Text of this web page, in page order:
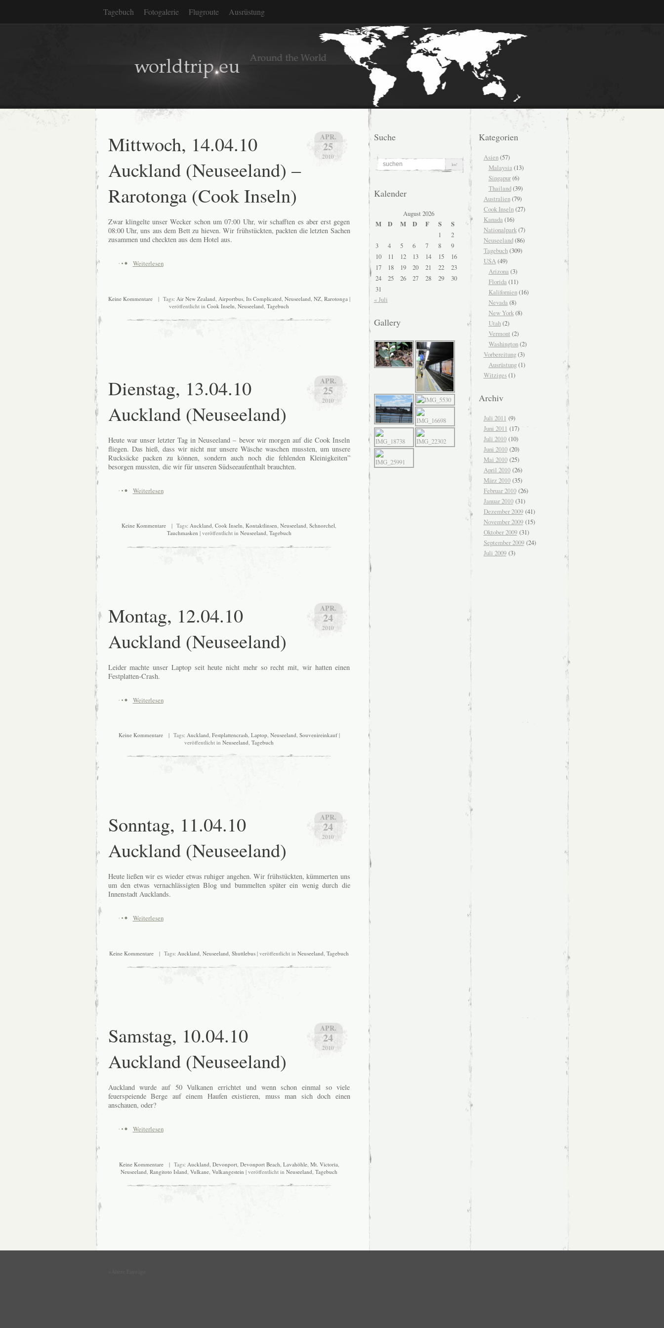
Tagebuch Fotogalerie Flugroute Ausrüstung
APR.
25
2010
Mittwoch, 14.04.10
Auckland (Neuseeland) –
Rarotonga (Cook Inseln)
Zwar klingelte unser Wecker schon um 07:00 Uhr, wir schafften es aber erst gegen
08:00 Uhr, uns aus dem Bett zu hieven. Wir frühstückten, packten die letzten Sachen
zusammen und checkten aus dem Hotel aus.
Weiterlesen
Keine Kommentare| Tags: Air New Zealand Airportbus, Its Complicated Neuseeland NZ, Rarotonga |
veröffentlicht in Cook Inseln Neuseeland Tagebuch
APR.
25
2010
Dienstag, 13.04.10
Auckland (Neuseeland)
Heute war unser letzter Tag in Neuseeland – bevor wir morgen auf die Cook Inseln
fliegen. Das hieß, dass wir nicht nur unsere Wäsche waschen mussten, um unsere
Rucksäcke packen zu können, sondern auch noch die fehlenden Kleinigkeiten”
besorgen mussten, die wir für unseren Südseeaufenthalt brauchten.
Weiterlesen
Keine Kommentare | Tags: Auckland, Cook Inseln, Kontaktlinsen, Neuseeland, Schnorchel,
Tauchmasken | veröffentlicht in Neuseeland, Tagebuch
APR.
24
2010
Montag, 12.04.10
Auckland (Neuseeland)
Leider machte unser Laptop seit heute nicht mehr so recht mit, wir hatten einen
Festplatten-Crash.
Weiterlesen
Keine Kommentare| Tags: Auckland, Festplattencrash, Laptop, Neuseeland, Souvenireinkauf|
veröffentlicht in Neuseeland, Tagebuch
APR.
24
2010
Sonntag, 11.04.10
Auckland (Neuseeland)
Heute ließen wir es wieder etwas ruhiger angehen. Wir frühstückten, kümmerten uns
um den etwas vernachlässigten Blog und bummelten später ein wenig durch die
Innenstadt Aucklands.
Weiterlesen
Keine Kommentare | Tags: Auckland Neuseeland Shuttlebus | veröffentlicht in Neuseeland Tagebuch
APR.
24
2010
Samstag, 10.04.10
Auckland (Neuseeland)
Auckland wurde auf 50 Vulkanen errichtet und wenn schon einmal so viele
feuerspeiende Berge auf einem Haufen existieren, muss man sich doch einen
anschauen, oder?
Weiterlesen
Keine Kommentare| Tags: Auckland Devonport, Devonport Beach Lavahöhle, Mt. Victoria
Neuseeland Rangitoto Island Vulkane Vulkangestein | veröffentlicht in Neuseeland Tagebuch
Suche
Kalender
August 2026
M
D M D F S
S
1
2
3
4 5 6 7 8
9
10
11 12 13 14 15
16
17
18 19 20 21 22
23
24
25 26 27 28 29
30
31
« Juli
Gallery
Kategorien
Asien(57)
Malaysia(13)
Singapur(6)
Thailand(39)
Australien(79)
Cook Inseln(27)
Kanada(16)
Nationalpark(7)
Neuseeland(86)
Tagebuch(309)
USA(49)
Arizona(3)
Florida(11)
Kalifornien(16)
Nevada(8)
New York(8)
Utah(2)
Vermont (2)
Washington(2)
Vorbereitung(3)
Ausrüstung(1)
Witziges(1)
Archiv
Juli 2011 (9)
Juni 2011 (17)
Juli 2010(10)
Juni 2010(20)
Mai 2010(25)
April 2010(26)
März 2010(35)
Februar 2010(26)
Januar 2010(31)
Dezember 2009(41)
November 2009(15)
Oktober 2009(31)
September 2009(24)
Juli 2009(3)